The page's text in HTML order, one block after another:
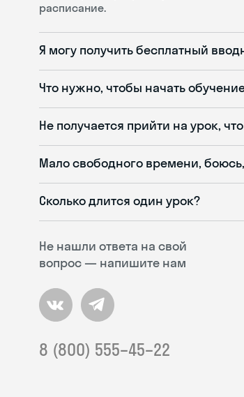
Не нашли ответа на свой
вопрос — напишите нам
8 (800) 555–45–22
расписание.
Я могу получить бесплатный
Что нужно, чтобы начать
Не получается прийти на урок,
Мало свободного времени,
Сколько длится один урок?